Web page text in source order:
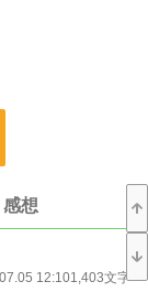
だということを思い
思ったカインロット
というお話です。
感想
12:101,403文字